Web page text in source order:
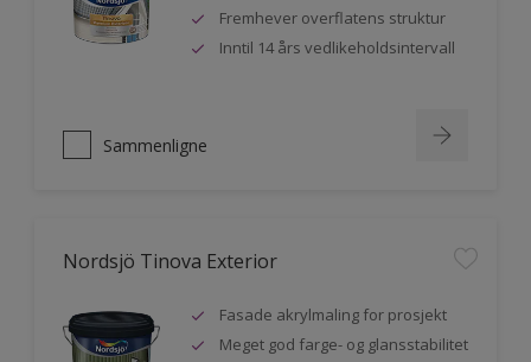
Fremhever overflatens struktur
Inntil 14 års vedlikeholdsintervall
Sammenligne
Nordsjö Tinova Exterior
Fasade akrylmaling for prosjekt
Meget god farge- og glansstabilitet